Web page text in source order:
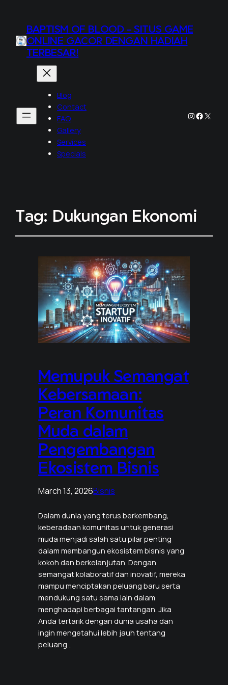
BAPTISM OF BLOOD – SITUS GAME
ONLINE GACOR DENGAN HADIAH
TERBESAR!
Blog
Contact
FAQ
Gallery
Services
Specials
Instagram
X
Tag: Dukungan Ekonomi
Memupuk Semangat
Kebersamaan:
Peran Komunitas
Muda dalam
Pengembangan
Ekosistem Bisnis
March 13, 2026Bisnis
Dalam dunia yang terus berkembang,
keberadaan komunitas untuk generasi
muda menjadi salah satu pilar penting
dalam membangun ekosistem bisnis yang
kokoh dan berkelanjutan. Dengan
semangat kolaboratif dan inovatif, mereka
mampu menciptakan peluang baru serta
mendukung satu sama lain dalam
menghadapi berbagai tantangan. Jika
Anda tertarik dengan dunia usaha dan
ingin mengetahui lebih jauh tentang
peluang…